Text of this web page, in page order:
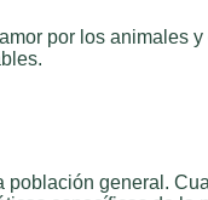
por los animales
general.